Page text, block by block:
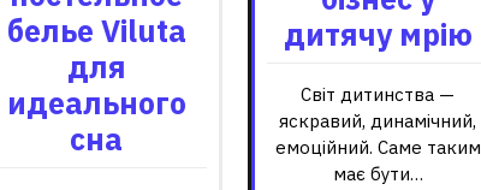
белье Viluta
для
идеального
сна
дитячу мрію
Світ дитинства —
яскравий, динамічний,
емоційний. Саме таким
має бути…